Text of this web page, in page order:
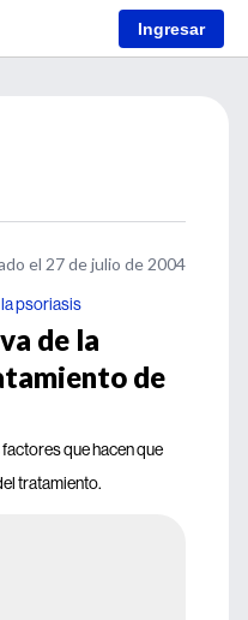
Ingresar
el 27 de julio de 2004
psoriasis
de la
de
que hacen que
tratamiento.